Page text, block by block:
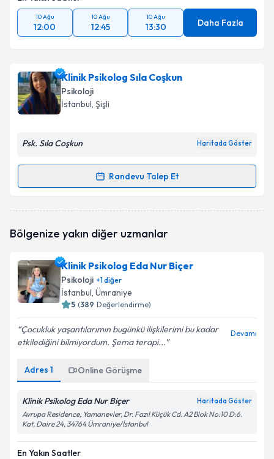
10 Ağu
12:00
10 Ağu
12:45
10 Ağu
13:30 Daha Fazla
Klinik Psikolog Sıla Coşkun
Psikoloji
İstanbul, Şişli
Psk. Sıla Coşkun Haritada Göster
Randevu Talep Et
Randevu Takvimi Talebi
talebi oluşturun. Size bu uzmandan randevu almanız
bilgilendireceğiz.
E-posta Adresiniz
Kişisel verilerimin işlenmesine ilişkin
kapsamda işlenmesini kabul ediyorum.
Takvim Talebini Gönder
Bölgenize yakın diğer uzmanlar
Klinik Psikolog Eda Nur Biçer
Psikoloji +1diğer
İstanbul, Ümraniye
5 (389 Değerlendirme)
Çocukluk yaşantılarımın bugünkü ilişkilerimi bu kadar
etkilediğini bilmiyordum. Şema terapi...
Devamı
Adres 1 Online Görüşme
Klinik Psikolog Eda Nur Biçer Haritada Göster
Avrupa Residence, Yamanevler, Dr. Fazıl Küçük Cd. A2 Blok No:10 D:6.
Kat, Daire 24, 34764 Ümraniye/İstanbul
En Yakın Saatler